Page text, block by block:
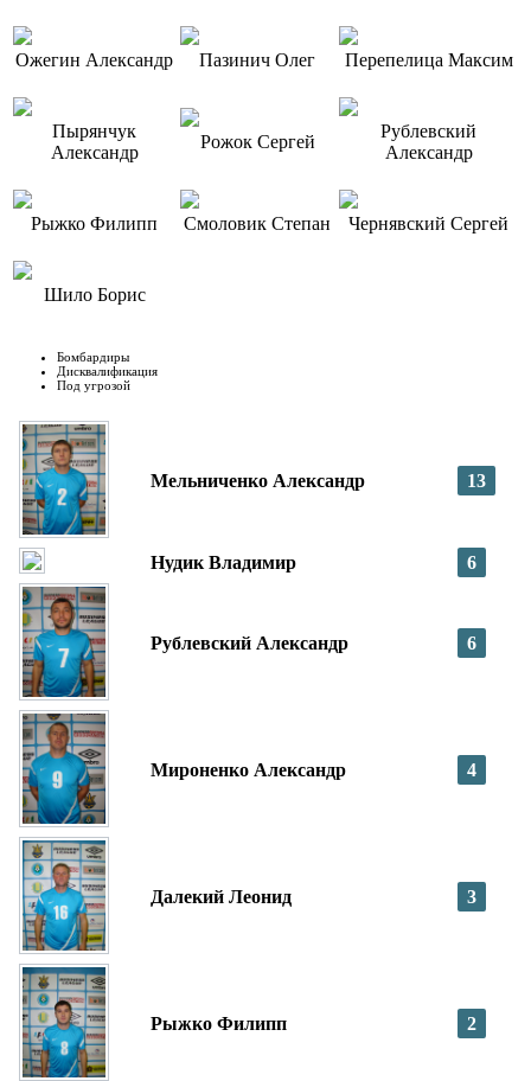
Ожегин Александр Пазинич Олег Перепелица Максим
Пырянчук
Александр
Рожок Сергей
Рублевский
Александр
Рыжко Филипп Смоловик Степан Чернявский Сергей
Шило Борис
Бомбардиры
Дисквалификация
Под угрозой
Мельниченко Александр 13
Нудик Владимир 6
Рублевский Александр 6
Мироненко Александр 4
Далекий Леонид 3
Рыжко Филипп 2